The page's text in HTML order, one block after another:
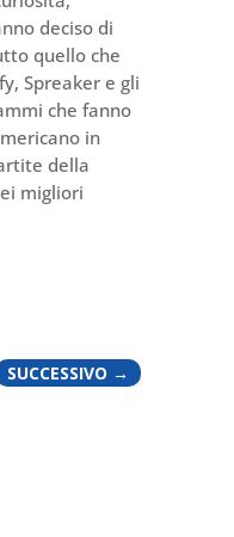
deciso di
quello che
Spreaker e gli
che fanno
in
della
migliori
SUCCESSIVO →